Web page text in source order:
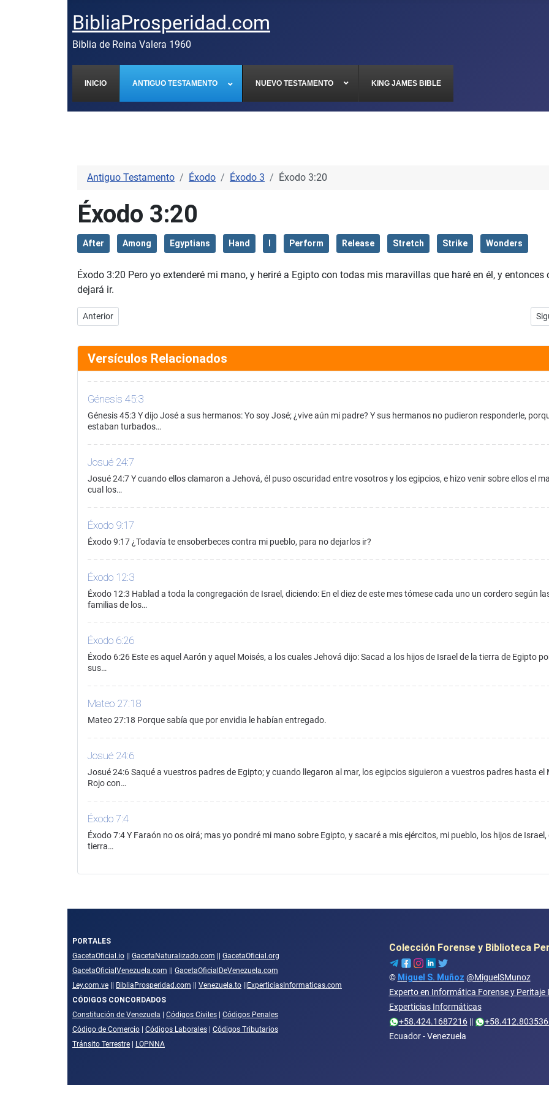
BibliaProsperidad.com
Biblia de Reina Valera 1960
INICIO ANTIGUO TESTAMENTO NUEVO TESTAMENTO KING JAMES BIBLE
Antiguo Testamento Éxodo Éxodo 3 Éxodo 3:20
Éxodo 3:20
After Among Egyptians Hand Perform Release Stretch Strike Wonders
Éxodo 3:20 Pero yo extenderé mi mano, y heriré a Egipto con todas mis maravillas que haré en él, y entonces
dejará ir.
Artículo anterior: Éxodo 3:19
Anterior
Versículos Relacionados
Génesis 45:3
Génesis 45:3 Y dijo José a sus hermanos: Yo soy José; ¿vive aún mi padre? Y sus hermanos no pudieron responderle,
estaban turbados…
Josué 24:7
Josué 24:7 Y cuando ellos clamaron a Jehová, él puso oscuridad entre vosotros y los egipcios, e hizo venir sobre ellos el
cual los…
Éxodo 9:17
Éxodo 9:17 ¿Todavía te ensoberbeces contra mi pueblo, para no dejarlos ir?
Éxodo 12:3
Éxodo 12:3 Hablad a toda la congregación de Israel, diciendo: En el diez de este mes tómese cada uno un cordero según
familias de los…
Éxodo 6:26
Éxodo 6:26 Este es aquel Aarón y aquel Moisés, a los cuales Jehová dijo: Sacad a los hijos de Israel de la tierra de Egipto
sus…
Mateo 27:18
Mateo 27:18 Porque sabía que por envidia le habían entregado.
Josué 24:6
Josué 24:6 Saqué a vuestros padres de Egipto; y cuando llegaron al mar, los egipcios siguieron a vuestros padres hasta el
Rojo con…
Éxodo 7:4
Éxodo 7:4 Y Faraón no os oirá; mas yo pondré mi mano sobre Egipto, y sacaré a mis ejércitos, mi pueblo, los hijos de Israel,
tierra…
PORTALES
GacetaOficial.io
GacetaNaturalizado.com
GacetaOficial.org
GacetaOficialVenezuela.com
GacetaOficialDeVenezuela.com
Ley.com.ve
BibliaProsperidad.com Venezuela.to
ExperticiasInformaticas.com
CÓDIGOS CONCORDADOS
Constitución de Venezuela
Códigos Civiles
Códigos Penales
Código de Comercio
Códigos Laborales
Códigos Tributarios
Tránsito Terrestre
LOPNNA
Colección Forense y Biblioteca
© Miguel S. Muñoz @MiguelSMunoz
Experto en Informática Forense y
Experticias Informáticas
+58.424.1687216||
Ecuador - Venezuela